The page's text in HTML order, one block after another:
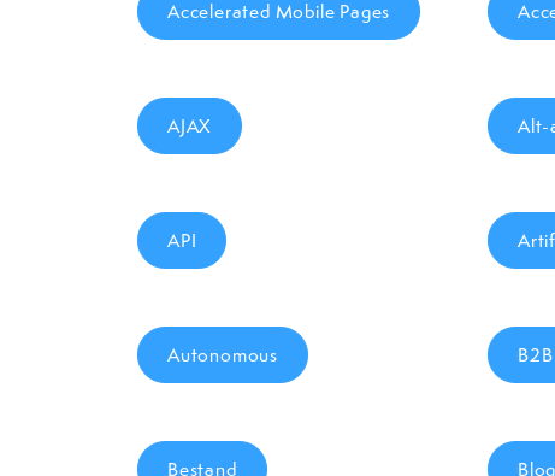
Accelerated Mobile Pages
AJAX Alt-
API
Autonomous
Bestand